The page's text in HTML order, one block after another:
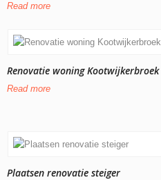
Read more
Renovatie woning Kootwijkerbroek
Read more
Plaatsen renovatie steiger